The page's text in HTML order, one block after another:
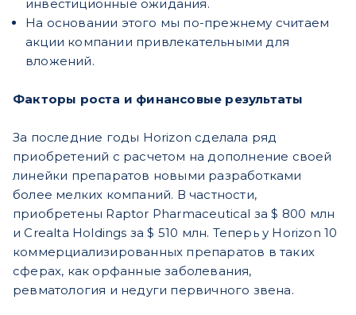
инвестиционные ожидания.
На основании этого мы по-прежнему считаем
акции компании привлекательными для
вложений.
Факторы роста и финансовые результаты
За последние годы Horizon сделала ряд
приобретений с расчетом на дополнение своей
линейки препаратов новыми разработками
более мелких компаний. В частности,
приобретены Raptor Pharmaceutical за $ 800 млн
и Crealta Holdings за $ 510 млн. Теперь у Horizon 10
коммерциализированных препаратов в таких
сферах, как орфанные заболевания,
ревматология и недуги первичного звена.